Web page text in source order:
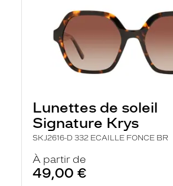
Lunettes de soleil
Signature Krys
SKJ2616-D 332 ECAILLE FONCE BR
À partir de
49,00 €